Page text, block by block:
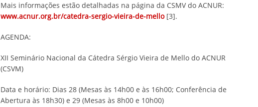
Mais informações estão detalhadas na página da CSMV do ACNUR:
www.acnur.org.br/catedra-sergio-vieira-de-mello[3].
AGENDA:
XII Seminário Nacional da Cátedra Sérgio Vieira de Mello do ACNUR
(CSVM)
Data e horário: Dias 28 (Mesas às 14h00 e às 16h00; Conferência de
Abertura às 18h30) e 29 (Mesas às 8h00 e 10h00)